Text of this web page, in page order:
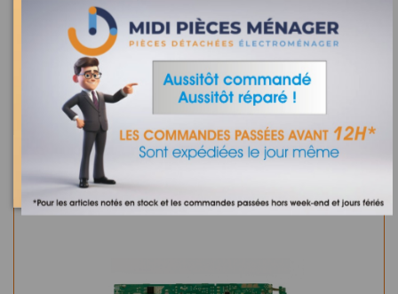
Où trouver la référence de mon appareil ?
0 appareil compatible.
Dans la même catégorie